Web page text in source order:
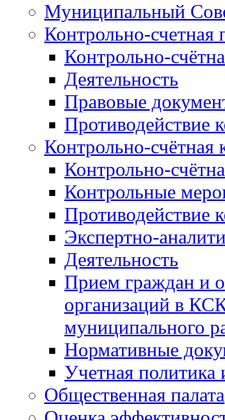
Муниципальный
Контрольно-счетная
Контрольно-
Деятельность
Правовые
Противодействие
Контрольно-счётная
Контрольно-
Контрольные
Противодействие
Экспертно-
Деятельность
Прием граждан и
организаций в
муниципального
Нормативные
Учетная политика
Общественная палата